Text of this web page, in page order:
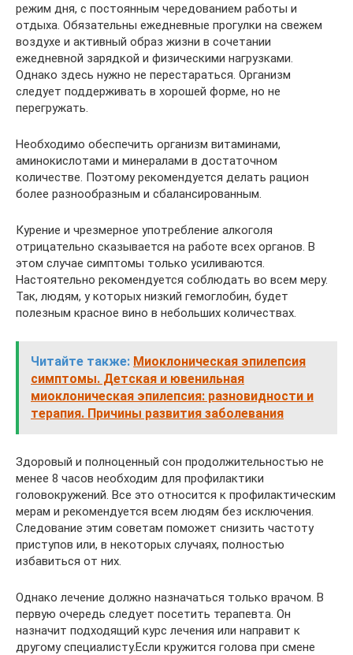
режим дня, с постоянным чередованием работы и
отдыха. Обязательны ежедневные прогулки на свежем
воздухе и активный образ жизни в сочетании
ежедневной зарядкой и физическими нагрузками.
Однако здесь нужно не перестараться. Организм
следует поддерживать в хорошей форме, но не
перегружать.
Необходимо обеспечить организм витаминами,
аминокислотами и минералами в достаточном
количестве. Поэтому рекомендуется делать рацион
более разнообразным и сбалансированным.
Курение и чрезмерное употребление алкоголя
отрицательно сказывается на работе всех органов. В
этом случае симптомы только усиливаются.
Настоятельно рекомендуется соблюдать во всем меру.
Так, людям, у которых низкий гемоглобин, будет
полезным красное вино в небольших количествах.
Читайте также: Миоклоническая эпилепсия
симптомы. Детская и ювенильная
миоклоническая эпилепсия: разновидности и
терапия. Причины развития заболевания
Здоровый и полноценный сон продолжительностью не
менее 8 часов необходим для профилактики
головокружений. Все это относится к профилактическим
мерам и рекомендуется всем людям без исключения.
Следование этим советам поможет снизить частоту
приступов или, в некоторых случаях, полностью
избавиться от них.
Однако лечение должно назначаться только врачом. В
первую очередь следует посетить терапевта. Он
назначит подходящий курс лечения или направит к
другому специалисту.Если кружится голова при смене